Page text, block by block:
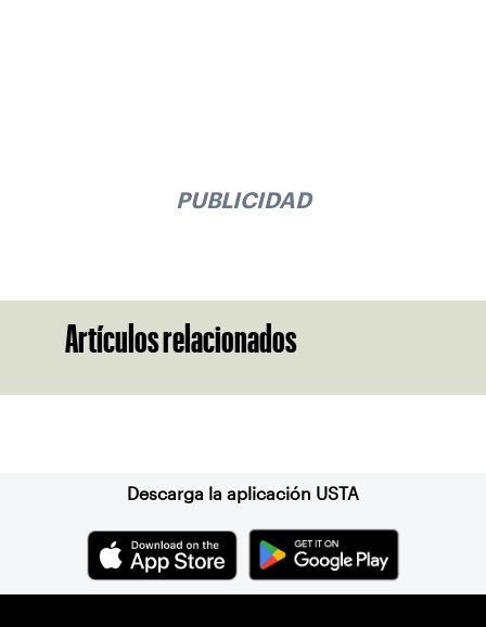
PUBLICIDAD
Artículos relacionados
Descarga la aplicación USTA